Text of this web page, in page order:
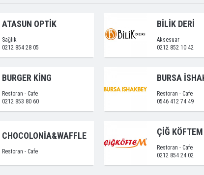
ATASUN OPTİK
Sağlık
0212 854 28 05
BİLİK DERİ
Aksesuar
0212 852 10 42
BURGER KİNG
Restoran - Cafe
0212 853 80 60
BURSA
Restoran - Cafe
0546 412 74 49
CHOCOLONİA&WAFFLE
Restoran - Cafe
ÇİĞ KÖFTEM
Restoran - Cafe
0212 854 24 02